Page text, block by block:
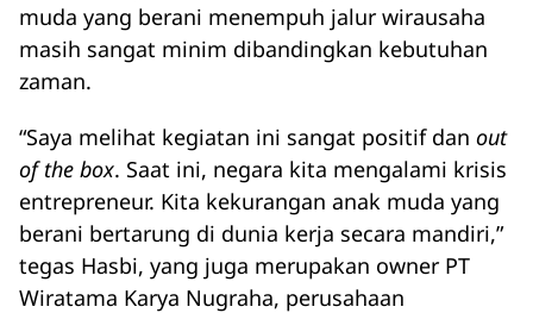
muda yang berani menempuh jalur wirausaha
masih sangat minim dibandingkan kebutuhan
zaman.
“Saya melihat kegiatan ini sangat positif dan out
of the box. Saat ini, negara kita mengalami krisis
entrepreneur. Kita kekurangan anak muda yang
berani bertarung di dunia kerja secara mandiri,”
tegas Hasbi, yang juga merupakan owner PT
Wiratama Karya Nugraha, perusahaan